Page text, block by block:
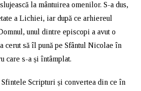
la mântuirea omenilor. S-a dus,
a Lichiei, iar după ce arhiereul
unul dintre episcopi a avut o
cerut să îl pună pe Sfântul Nicolae în
care s-a și întâmplat.
Sfintele Scripturi și convertea din ce în